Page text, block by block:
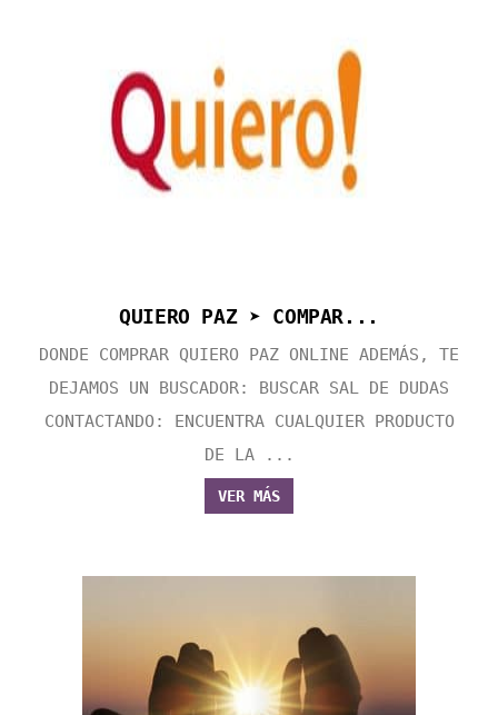
QUIERO PAZ ➤ COMPAR...
DONDE COMPRAR QUIERO PAZ ONLINE ADEMÁS, TE
DEJAMOS UN BUSCADOR: BUSCAR SAL DE DUDAS
CONTACTANDO: ENCUENTRA CUALQUIER PRODUCTO
DE LA ...
VER MÁS